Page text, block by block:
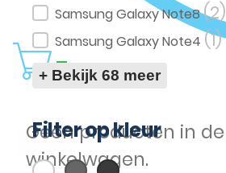
0
Geen producten in de
winkelwagen.
Samsung Galaxy Note8(2)
Samsung Galaxy Note4 (1)
+ Bekijk 68 meer
Filter op kleur
(11) (6)
Zwart (9)